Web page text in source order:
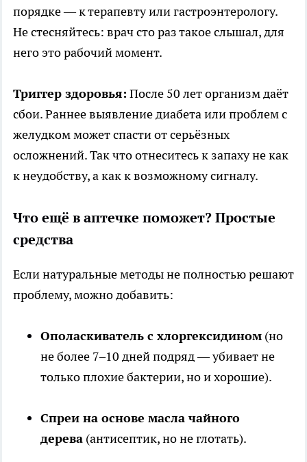
порядке — к терапевту или гастроэнтерологу.
Не стесняйтесь: врач сто раз такое слышал, для
него это рабочий момент.
Триггер здоровья: После 50 лет организм даёт
сбои. Раннее выявление диабета или проблем с
желудком может спасти от серьёзных
осложнений. Так что отнеситесь к запаху не как
к неудобству, а как к возможному сигналу.
Что ещё в аптечке поможет? Простые
средства
Если натуральные методы не полностью решают
проблему, можно добавить:
Ополаскиватель с хлоргексидином (но
не более 7–10 дней подряд — убивает не
только плохие бактерии, но и хорошие).
Спреи на основе масла чайного
дерева (антисептик, но не глотать).